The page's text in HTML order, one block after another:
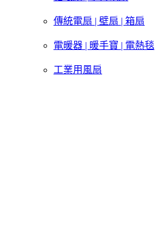
傳統電扇 | 壁扇 | 箱扇
電暖器 | 暖手寶 | 電熱毯
工業用風扇